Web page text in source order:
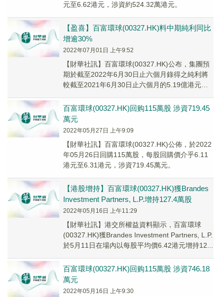
元至6.62港元，涉資約524.32萬港元。
【盈喜】百富環球(00327.HK)料中期純利同比
增逾30%
2022年07月01日 上午9:52
【財華社訊】百富環球(00327.HK)公布，集團預
期於截至2022年6月30日止六個月錄得之純利將
較截至2021年6月30日止六個月的5.19億港元增
百富環球(00327.HK)回购115萬股 涉資719.45
萬元
2022年05月27日 上午9:09
【財華社訊】百富環球(00327.HK)公佈，於2022
年05月26日回購115萬股，每股回購價介乎6.11
港元至6.31港元，涉資719.45萬元。
【港股增持】百富環球(00327.HK)獲Brandes
Investment Partners, L.P.增持127.4萬股
2022年05月16日 上午11:29
【財華社訊】港交所權益資料顯示，百富環球
(00327.HK)獲Brandes Investment Partners, L.P.
於5月11日在場內以每股平均價6.42港元增持12...
百富環球(00327.HK)回购115萬股 涉資746.18
萬元
2022年05月16日 上午9:30